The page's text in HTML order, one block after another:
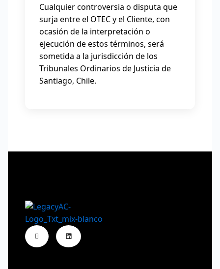
Cualquier controversia o disputa que
surja entre el OTEC y el Cliente, con
ocasión de la interpretación o
ejecución de estos términos, será
sometida a la jurisdicción de los
Tribunales Ordinarios de Justicia de
Santiago, Chile.
Legacy Academy
Capacitaciones